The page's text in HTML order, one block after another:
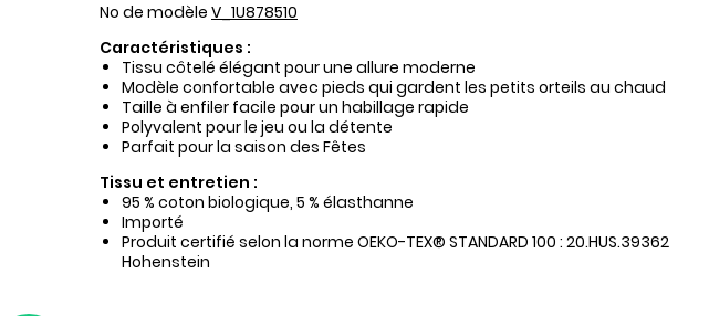
No de modèle V_1U878510
Caractéristiques :
Tissu côtelé élégant pour une allure moderne
Modèle confortable avec pieds qui gardent les petits orteils au chaud
Taille à enfiler facile pour un habillage rapide
Polyvalent pour le jeu ou la détente
Parfait pour la saison des Fêtes
Tissu et entretien :
95 % coton biologique, 5 % élasthanne
Importé
Produit certifié selon la norme OEKO-TEX® STANDARD 100 : 20.HUS.39362
Hohenstein